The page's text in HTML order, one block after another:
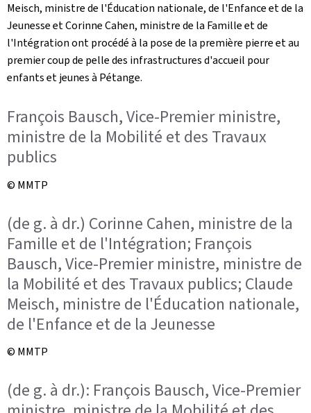
Meisch, ministre de l'Éducation nationale, de l'Enfance et de la
Jeunesse et Corinne Cahen, ministre de la Famille et de
l'Intégration ont procédé à la pose de la première pierre et au
premier coup de pelle des infrastructures d'accueil pour
enfants et jeunes à Pétange.
François Bausch, Vice-Premier ministre,
ministre de la Mobilité et des Travaux
publics
© MMTP
(de g. à dr.) Corinne Cahen, ministre de la
Famille et de l'Intégration; François
Bausch, Vice-Premier ministre, ministre de
la Mobilité et des Travaux publics; Claude
Meisch, ministre de l'Éducation nationale,
de l'Enfance et de la Jeunesse
© MMTP
(de g. à dr.): François Bausch, Vice-Premier